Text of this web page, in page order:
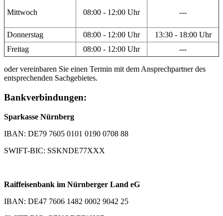
Mittwoch 08:00 - 12:00 Uhr ---
Donnerstag 08:00 - 12:00 Uhr
13:30 - 18:00 Uhr
Freitag
08:00 - 12:00 Uhr ---
oder vereinbaren Sie einen Termin mit dem Ansprechpartner des
entsprechenden Sachgebietes.
Bankverbindungen:
Sparkasse Nürnberg
IBAN: DE79 7605 0101 0190 0708 88
SWIFT-BIC: SSKNDE77XXX
Raiffeisenbank im Nürnberger Land eG
IBAN: DE47 7606 1482 0002 9042 25